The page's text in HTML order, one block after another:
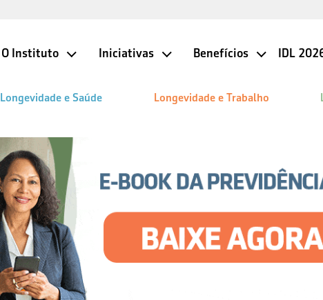
O Instituto Iniciativas Benefícios IDL
Longevidade e Saúde Longevidade e Trabalho